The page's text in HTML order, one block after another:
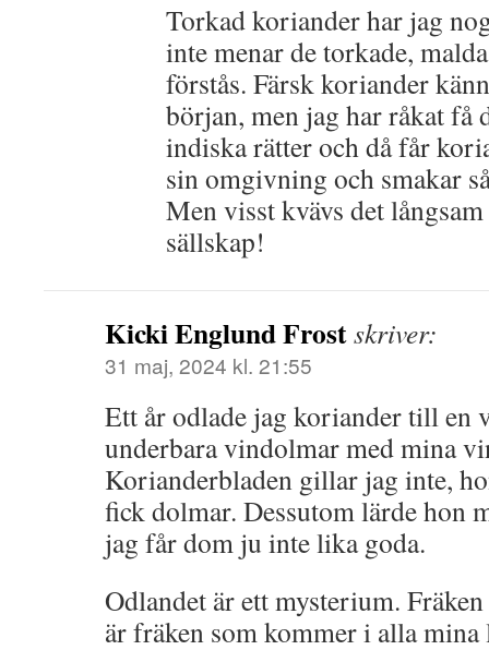
Torkad koriander har jag
inte menar de torkade,
förstås. Färsk koriander
början, men jag har råkat få
indiska rätter och då får
sin omgivning och smakar
Men visst kvävs det
sällskap!
Kicki Englund Frostskriver:
31 maj, 2024 kl. 21:55
Ett år odlade jag koriander till en
underbara vindolmar med mina
Korianderbladen gillar jag inte,
fick dolmar. Dessutom lärde hon
jag får dom ju inte lika goda.
Odlandet är ett mysterium.
är fräken som kommer i alla mina